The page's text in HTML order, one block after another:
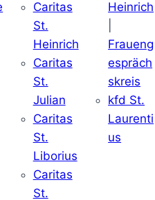
Caritas
St.
Heinrich
Caritas
St.
Julian
Caritas
St.
Liborius
Caritas
St.
Heinrich
Fraueng
espräch
skreis
kfd St.
Laurenti
us